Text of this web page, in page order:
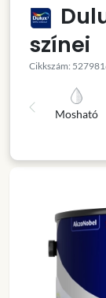
színei
Cikkszám:
Mosható